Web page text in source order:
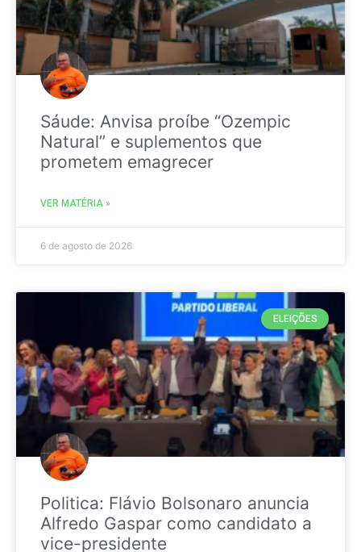
Sáude: Anvisa proíbe “Ozempic
Natural” e suplementos que
prometem emagrecer
VER MATÉRIA »
6 de agosto de 2026
ELEIÇÕES
Politica: Flávio Bolsonaro anuncia
Alfredo Gaspar como candidato a
vice-presidente